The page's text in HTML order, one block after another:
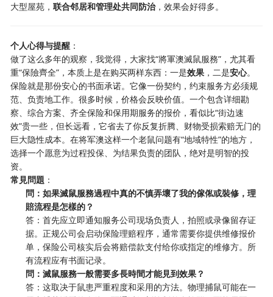
大型屋苑，联合邻居和管理处共同防治，效果会好得多。
个人心得与提醒 ：
做了这么多年的观察，我觉得，大家找“將軍澳滅鼠服務”，尤其看
重“保險齊全”，本质上是在购买两样东西：一是效果 ，二是安心。
保险就是那份安心的书面承诺。它像一份契约，约束服务方必须规
范、负责地工作。很多时候，价格会反映价值。一个包含详细勘
察、综合方案、齐全保险和保用期服务的报价，看似比“街边速
效”贵一些，但长远看，它省去了你反复折腾、财物受损索赔无门的
巨大隐性成本。在将军澳这样一个老鼠问题有“地域特性”的地方，
选择一个愿意为过程投保、为结果负责的团队，绝对是明智的投
资。
常見問題 ：
問：如果滅鼠服務過程中真的不慎弄壞了我的傢俬或裝修，理
賠流程是怎樣的？
答：首先应立即通知服务公司现场负责人，拍照或录像留存证
据。正规公司会启动保险理赔程序，通常需要你提供维修报价
单，保险公司核实后会将赔偿款支付给你或指定的维修方。所
有流程应有书面记录。
問：滅鼠服務一般需要多長時間才能見到效果？
答：这取决于鼠患严重程度和采用的方法。物理捕鼠可能在一